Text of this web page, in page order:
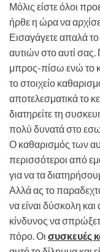
Μόλις είστε όλοι
ήρθε η ώρα να
Εισαγάγετε απαλά
αυτιών στο αυτί σας.
μπρος-πίσω ενώ το
το στοιχείο
αποτελεσματικά το
διατηρείτε τη
πολύ δυνατά στο
Ο καθαρισμός των
περισσότεροι από
για να τα
Αλλά ας το
να είναι δύσκολη
κίνδυνος να
πόρο. Οι συσκευές